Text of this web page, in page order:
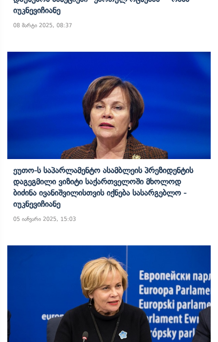
Იუკნევიჩიანე
08 მარტი 2025, 08:37
Ეუთო-Ს Საპარლამენტო Ასამბლეის Პრეზიდენტის
Დაგეგმილი Ვიზიტი Საქართველოში Მხოლოდ
Ბიძინა Ივანიშვილისთვის Იქნება Სასარგებლო -
Იუკნევიჩიანე
05 იანვარი 2025, 15:03